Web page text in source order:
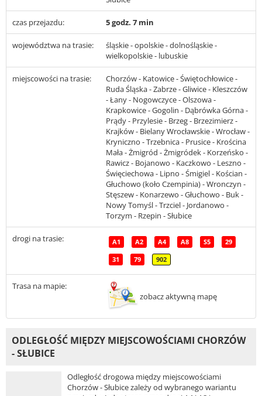
czas przejazdu: 5 godz. 7 min
województwa na trasie:
śląskie - opolskie - dolnośląskie -
wielkopolskie - lubuskie
miejscowości na trasie:
Chorzów - Katowice - Świętochłowice -
Ruda Śląska - Zabrze - Gliwice - Kleszczów
- Łany - Nogowczyce - Olszowa -
Krapkowice - Gogolin - Dąbrówka Górna -
Prądy - Przylesie - Brzeg - Brzezimierz -
Krajków - Bielany Wrocławskie - Wrocław -
Kryniczno - Trzebnica - Prusice - Krościna
Mała - Żmigród - Żmigródek - Korzeńsko -
Rawicz - Bojanowo - Kaczkowo - Leszno -
Święciechowa - Lipno - Śmigiel - Kościan -
Głuchowo (koło Czempinia) - Wronczyn -
Stęszew - Konarzewo - Głuchowo - Buk -
Nowy Tomyśl - Trzciel - Jordanowo -
Torzym - Rzepin - Słubice
drogi na trasie: A1 A2 A4 A8 S5 29
31 79 902
Trasa na mapie:
zobacz aktywną mapę
ODLEGŁOŚĆ MIĘDZY MIEJSCOWOŚCIAMI CHORZÓW
- SŁUBICE
Odległość drogowa między miejscowościami
Chorzów - Słubice zależy od wybranego wariantu